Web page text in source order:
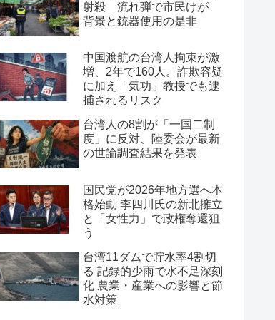
射殺 流れ弾で市民けが
背景と銃器使用の是非
中国渡航の台湾人拘束が激
増、2年で160人。詐欺容疑
に加え「気功」教授でも逮
捕されるリスク
台湾人の8割が「一国二制
度」に反対、陸委会が最新
の世論調査結果を発表
国民党が2026年地方選へ本
格始動 李四川氏の新北擁立
と「女性力」で政権奪還狙
う
台湾11ダムで貯水率4割切
る 記録的少雨で水不足深刻
化 農業・産業への影響と節
水対策